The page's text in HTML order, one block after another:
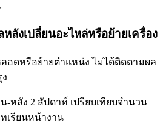
ลังเปลี่ยนอะไหล่หรือย้ายเครื่อง
อดหรือย้ายตำแหน่ง ไม่ได้ติดตามผล
-หลัง 2 สัปดาห์ เปรียบเทียบจำนวน
เรียนหน้างาน